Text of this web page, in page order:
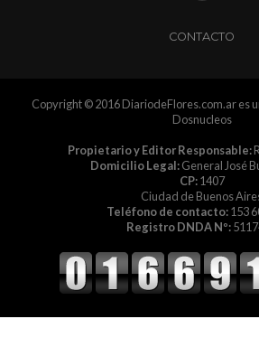
CONTACTO
Copyright © 2016 DiariodeFlores.com.ar es
Dosnucleos
Propietario y Editor Responsable:
Domicilio Legal:General José
CP:1407
Ciudad de Buenos
Teléfono de contacto:153
Registro DNDA Nº: